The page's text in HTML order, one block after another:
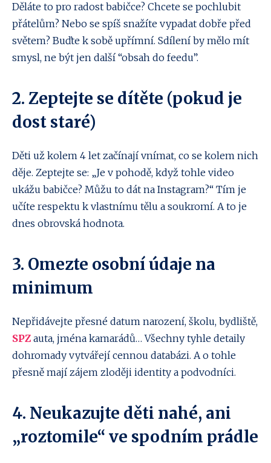
Děláte to pro radost babičce? Chcete se pochlubit
přátelům? Nebo se spíš snažíte vypadat dobře před
světem? Buďte k sobě upřímní. Sdílení by mělo mít
smysl, ne být jen další “obsah do feedu”.
2. Zeptejte se dítěte (pokud je
dost staré)
Děti už kolem 4 let začínají vnímat, co se kolem nich
děje. Zeptejte se: „Je v pohodě, když tohle video
ukážu babičce? Můžu to dát na Instagram?“ Tím je
učíte respektu k vlastnímu tělu a soukromí. A to je
dnes obrovská hodnota.
3. Omezte osobní údaje na
minimum
Nepřidávejte přesné datum narození, školu, bydliště,
SPZ auta, jména kamarádů… Všechny tyhle detaily
dohromady vytvářejí cennou databázi. A o tohle
přesně mají zájem zloději identity a podvodníci.
4. Neukazujte děti nahé, ani
„roztomile“ ve spodním prádle